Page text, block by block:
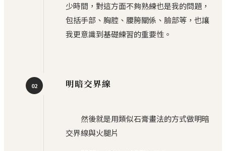
少時間，對這方面不夠熟練也是我的問題，
包括手部、胸腔、腰胯關係、臉部等，也讓
我更意識到基礎練習的重要性。
02 明暗交界線
然後就是用類似石膏畫法的方式做明暗
交界線與火腿片